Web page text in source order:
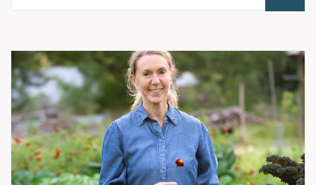
Beredskapsodlarens tips för att odla hemma